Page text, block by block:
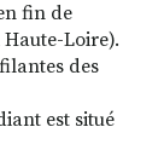
fin de
Loire).
des
est situé